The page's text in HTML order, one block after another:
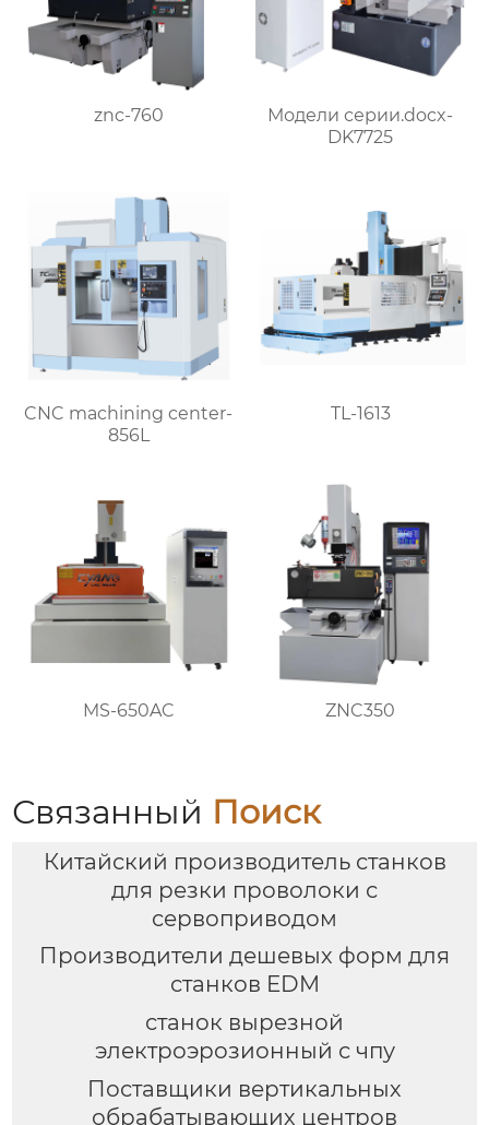
znc-760
Модели серии.docx-
DK7725
CNC machining center-
856L
TL-1613
MS-650AC ZNC350
Связанный Поиск
Китайский производитель станков
для резки проволоки с
сервоприводом
Производители дешевых форм для
станков EDM
станок вырезной
электроэрозионный с чпу
Поставщики вертикальных
обрабатывающих центров